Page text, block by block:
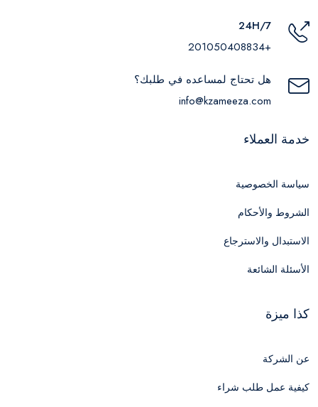
24H/7
+201050408834
هل تحتاج لمساعده في طلبك؟
info@kzameeza.com
خدمة العملاء
سياسة الخصوصية
الشروط والأحكام
الاستبدال والاسترجاع
الأسئلة الشائعة
كذا ميزة
عن الشركة
كيفية عمل طلب شراء